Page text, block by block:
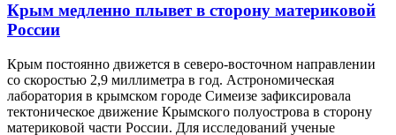
Крым медленно плывет в сторону материковой
России
Крым постоянно движется в северо-восточном направлении
со скоростью 2,9 миллиметра в год. Астрономическая
лаборатория в крымском городе Симеизе зафиксировала
тектоническое движение Крымского полуострова в сторону
материковой части России. Для исследований ученые